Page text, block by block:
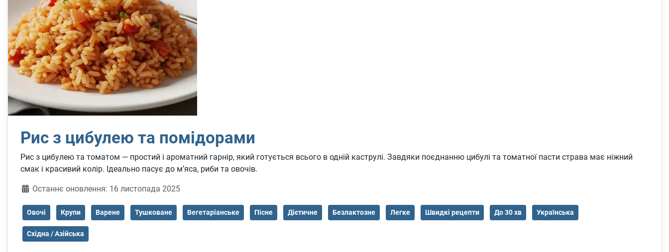
Рис з цибулею та помідорами
Рис з цибулею та томатом — простий і ароматний гарнір, який готується всього в одній каструлі. Завдяки поєднанню цибулі та томатної пасти страва має ніжний
смак і красивий колір. Ідеально пасує до м’яса, риби та овочів.
ДеталіОстаннє оновлення: 16 листопада 2025
Овочі Крупи Варене Тушковане Вегетаріанське Пісне Дієтичне Безлактозне Легке Швидкі рецепти До 30 хв Українська
Східна / Азійська